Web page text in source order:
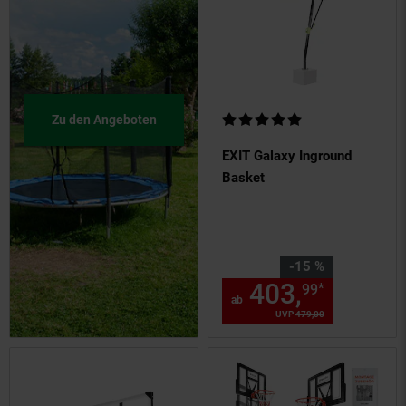
Zu den Angeboten
EXIT Galaxy Inground
Basket
Kundenbewertung: 4,8 von 5
-15 %
Sie Sparen 15 Prozent,
UVP479,00
ab 403,99*